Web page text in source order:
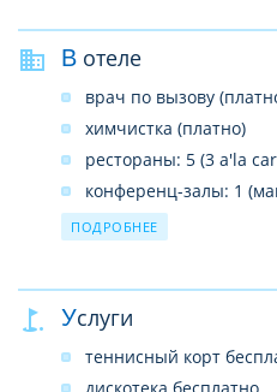
В отеле
врач по вызову
химчистка (платно)
рестораны: 5 (3 a'la
конференц-залы: 1
прачечная (платно)
магазин
Wi-Fi в лобби, бесплатно
ПОДРОБНЕЕ
Услуги
теннисный корт